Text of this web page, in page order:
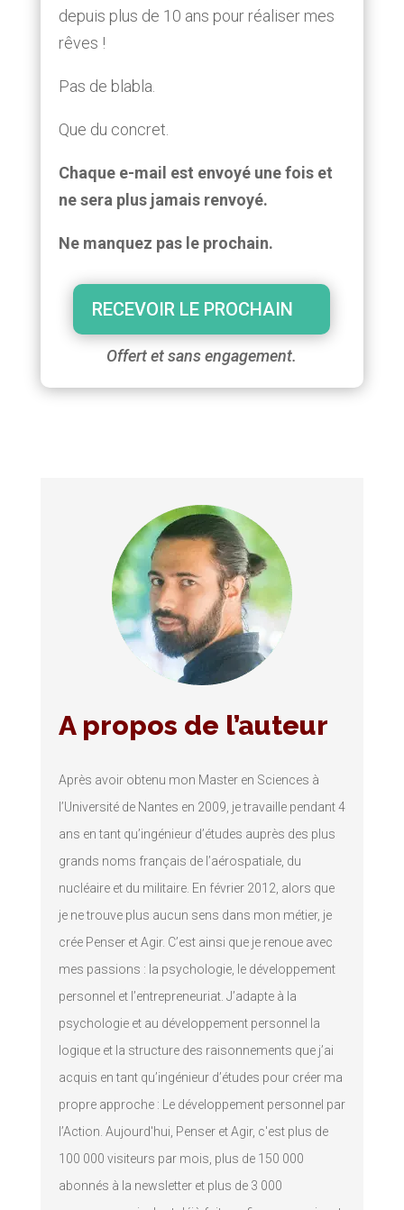
depuis plus de 10 ans pour réaliser mes
rêves !
Pas de blabla.
Que du concret.
Chaque e-mail est envoyé une fois et
ne sera plus jamais renvoyé.
Ne manquez pas le prochain.
RECEVOIR LE PROCHAIN
Offert et sans engagement.
A propos de l’auteur
Après avoir obtenu mon Master en Sciences à
l’Université de Nantes en 2009, je travaille pendant 4
ans en tant qu’ingénieur d’études auprès des plus
grands noms français de l’aérospatiale, du
nucléaire et du militaire. En février 2012, alors que
je ne trouve plus aucun sens dans mon métier, je
crée Penser et Agir. C’est ainsi que je renoue avec
mes passions : la psychologie, le développement
personnel et l’entrepreneuriat. J’adapte à la
psychologie et au développement personnel la
logique et la structure des raisonnements que j’ai
acquis en tant qu’ingénieur d’études pour créer ma
propre approche : Le développement personnel par
l’Action. Aujourd'hui, Penser et Agir, c'est plus de
100 000 visiteurs par mois, plus de 150 000
abonnés à la newsletter et plus de 3 000